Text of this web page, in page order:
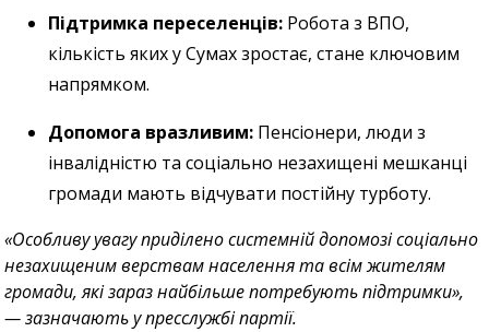
Підтримка переселенців: Робота з ВПО,
кількість яких у Сумах зростає, стане ключовим
напрямком.
Допомога вразливим: Пенсіонери, люди з
інвалідністю та соціально незахищені мешканці
громади мають відчувати постійну турботу.
«Особливу увагу приділено системній допомозі соціально
незахищеним верствам населення та всім жителям
громади, які зараз найбільше потребують підтримки»,
— зазначають у пресслужбі партії.